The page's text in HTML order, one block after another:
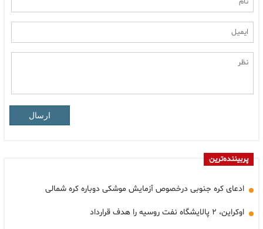
ارسال
پربیننده‌ترین
ادعای کره جنوبی درخصوص آزمایش موشکی دوباره کره شمالی
اوکراین، ۲ پالایشگاه نفت روسیه را هدف قرارداد